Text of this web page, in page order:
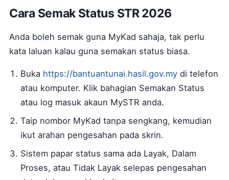
Cara Semak Status STR 2026
Anda boleh semak guna MyKad sahaja, tak perlu
kata laluan kalau guna semakan status biasa.
Buka https://bantuantunai.hasil.gov.my di telefon
atau komputer. Klik bahagian Semakan Status
atau log masuk akaun MySTR anda.
Taip nombor MyKad tanpa sengkang, kemudian
ikut arahan pengesahan pada skrin.
Sistem papar status sama ada Layak, Dalam
Proses, atau Tidak Layak selepas pengesahan